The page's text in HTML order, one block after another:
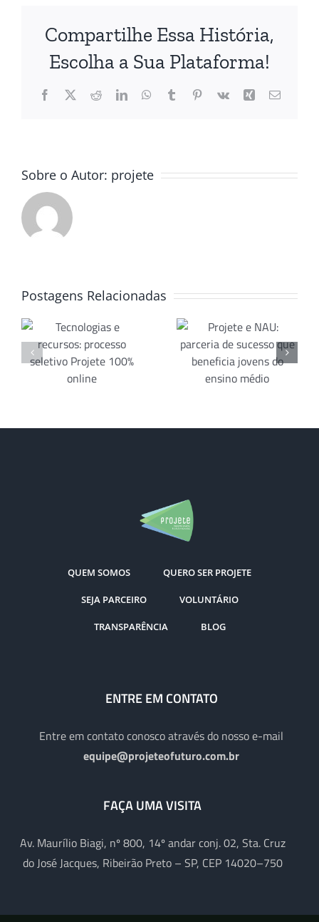
Compartilhe Essa História,
Escolha a Sua Plataforma!
Facebook
X RedditLinkedInWhatsApp
TumblrPinterest
Vk Xing E-
Sobre o Autor: projete
Postagens Relacionadas
NAU:
de sucesso
que
ano:
nossas
boas festas
de 2020
com muita
QUEM SOMOS QUERO SER PROJETE
SEJA PARCEIRO VOLUNTÁRIO
TRANSPARÊNCIA BLOG
ENTRE EM CONTATO
Entre em contato conosco através do nosso e-mail
equipe@projeteofuturo.com.br
FAÇA UMA VISITA
Av. Maurílio Biagi, nº 800, 14º andar conj. 02, Sta. Cruz
do José Jacques, Ribeirão Preto – SP, CEP 14020–750